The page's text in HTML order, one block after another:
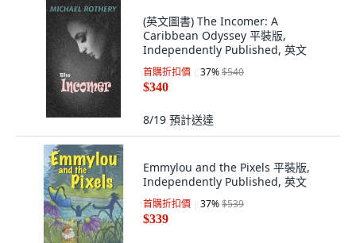
(英文圖書) The Incomer: A
Caribbean Odyssey 平裝版,
Independently Published, 英文
首購折扣價 37%$540
$340
8/19 預計送達
Emmylou and the Pixels 平裝版,
Independently Published, 英文
首購折扣價 37%$539
$339